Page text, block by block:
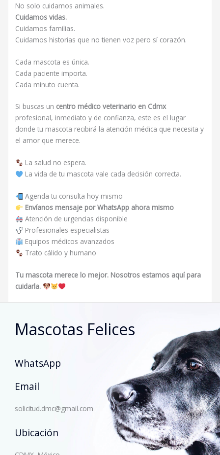
No solo cuidamos animales.
Cuidamos vidas.
Cuidamos familias.
Cuidamos historias que no tienen voz pero sí corazón.
Cada mascota es única.
Cada paciente importa.
Cada minuto cuenta.
Si buscas un centro médico veterinario en Cdmx
profesional, inmediato y de confianza, este es el lugar
donde tu mascota recibirá la atención médica que necesita y
el amor que merece.
La salud no espera.
La vida de tu mascota vale cada decisión correcta.
Agenda tu consulta hoy mismo
Envíanos mensaje por WhatsApp ahora mismo
Atención de urgencias disponible
Profesionales especialistas
Equipos médicos avanzados
Trato cálido y humano
Tu mascota merece lo mejor. Nosotros estamos aquí para
cuidarla.
Mascotas Felices
WhatsApp
Email
solicitud.dmc@gmail.com
Ubicación